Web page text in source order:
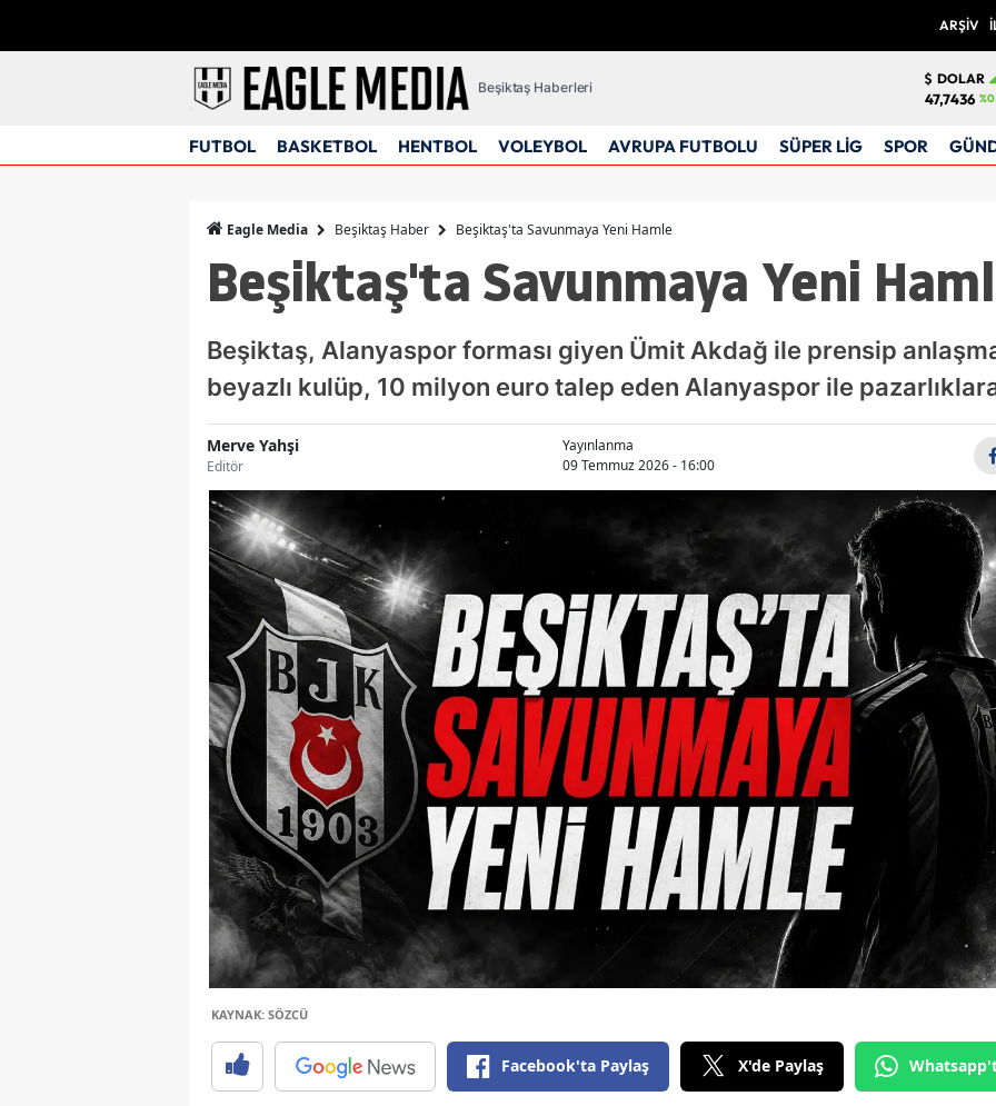
ARŞİV
Beşiktaş Haberleri
DOLAR
47,7436
FUTBOL BASKETBOL HENTBOL VOLEYBOL AVRUPA FUTBOLU SÜPER LİG SPOR
Eagle Media Beşiktaş Haber Beşiktaş'ta Savunmaya Yeni Hamle
Beşiktaş'ta Savunmaya Yeni
Beşiktaş, Alanyaspor forması giyen Ümit Akdağ ile prensip
beyazlı kulüp, 10 milyon euro talep eden Alanyaspor ile
Merve Yahşi
Editör
Yayınlanma
09 Temmuz 2026 - 16:00
KAYNAK: SÖZCÜ
Facebook'ta Paylaş X'de Paylaş